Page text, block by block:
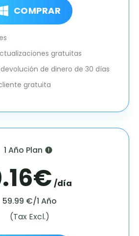
COMPRAR
gratuitas
de dinero de 30 días
gratuita
1 Año Plan
/día
59.99 €/1 Año
(Tax Excl.)